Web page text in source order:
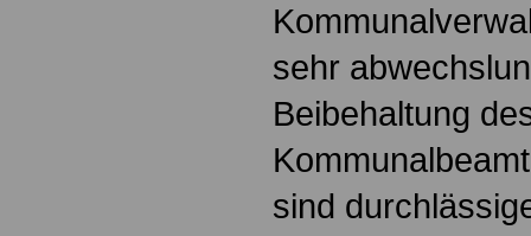
sehr
Beibehaltung
sind